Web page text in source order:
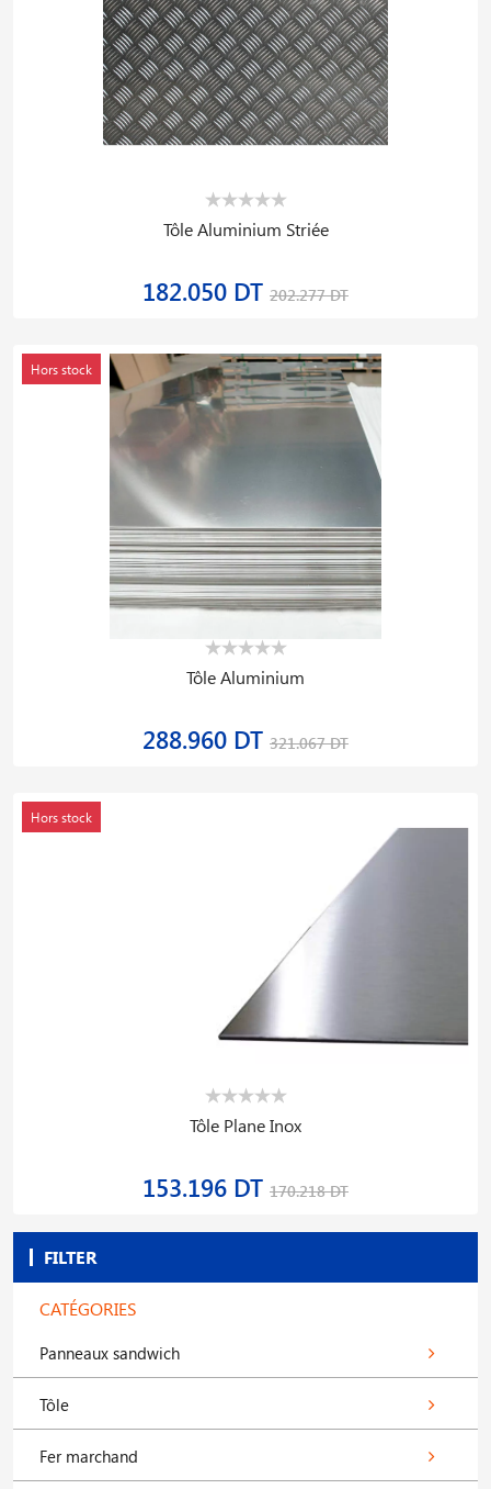
FILTER
CATÉGORIES
Panneaux sandwich
Tôle
Fer marchand
Tôle Aluminium Striée
182.050 DT 202.277 DT
Hors stock
Tôle Aluminium
288.960 DT 321.067 DT
Hors stock
Tôle Plane Inox
153.196 DT 170.218 DT